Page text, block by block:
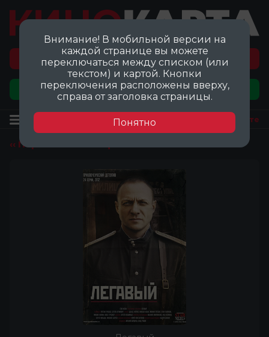
Перейти на карту локаций ©
Добавить локацию
Посмотреть на карте
‹‹ Перейти ко всем фильмам
Внимание! В мобильной версии на
каждой странице вы можете
переключаться между списком (или
текстом) и картой. Кнопки
переключения расположены вверху,
справа от заголовка страницы.
Понятно